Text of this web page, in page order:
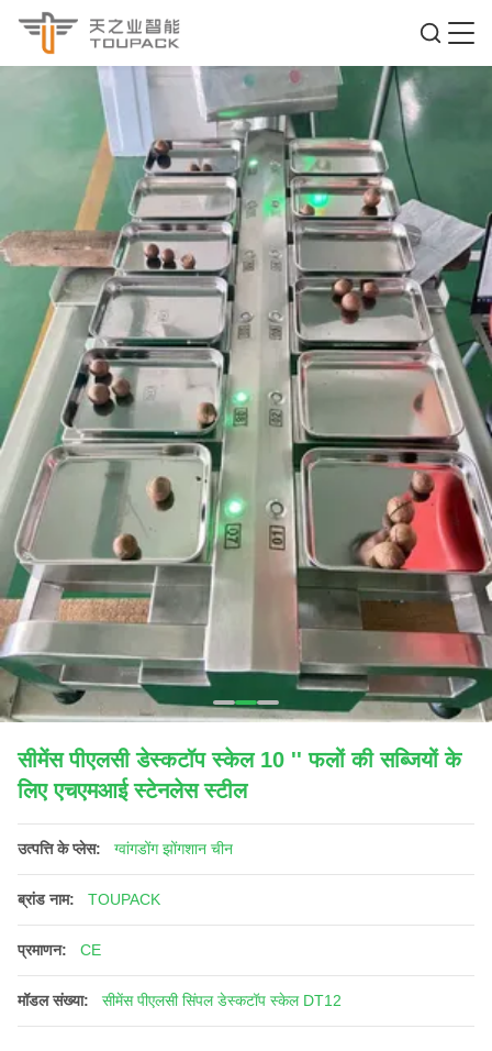
सीमेंस पीएलसी डेस्कटॉप स्केल 10 '' फलों की सब्जियों के
लिए एचएमआई स्टेनलेस स्टील
उत्पत्ति के प्लेस: ग्वांगडोंग झोंगशान चीन
ब्रांड नाम: TOUPACK
प्रमाणन: CE
मॉडल संख्या: सीमेंस पीएलसी सिंपल डेस्कटॉप स्केल DT12